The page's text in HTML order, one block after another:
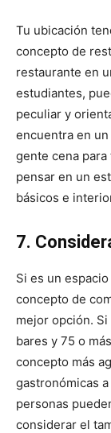
Tu ubicación
concepto de
restaurante en
estudiantes,
peculiar y
encuentra en
gente cena
pensar en un
básicos e
7.
Si es un
concepto de
mejor opción.
bares y 75 o
concepto más
gastronómicas
personas
considerar el